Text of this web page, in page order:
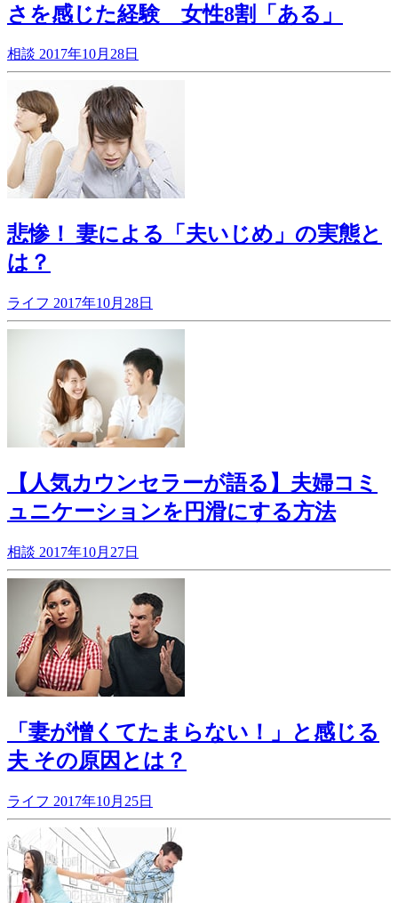
さを感じた経験 女性8割「ある」
相談 2017年10月28日
悲惨！ 妻による「夫いじめ」の実態と
は？
ライフ 2017年10月28日
【人気カウンセラーが語る】夫婦コミ
ュニケーションを円滑にする方法
相談 2017年10月27日
「妻が憎くてたまらない！」と感じる
夫 その原因とは？
ライフ 2017年10月25日